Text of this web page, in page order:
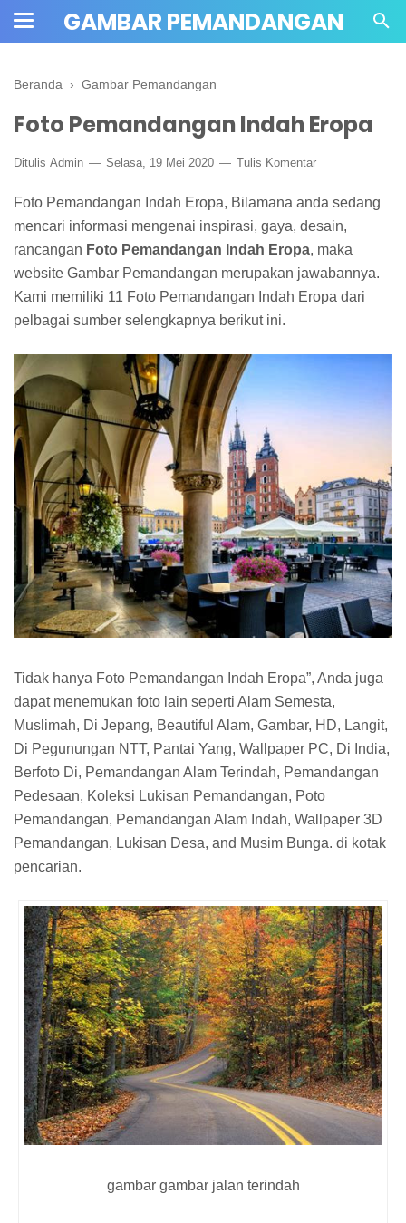
GAMBAR PEMANDANGAN
Beranda › Gambar Pemandangan
Foto Pemandangan Indah Eropa
Ditulis Admin Selasa, 19 Mei 2020 Tulis Komentar
Foto Pemandangan Indah Eropa, Bilamana anda sedang
mencari informasi mengenai inspirasi, gaya, desain,
rancangan Foto Pemandangan Indah Eropa, maka
website Gambar Pemandangan merupakan jawabannya.
Kami memiliki 11 Foto Pemandangan Indah Eropa dari
pelbagai sumber selengkapnya berikut ini.
Tidak hanya Foto Pemandangan Indah Eropa”, Anda juga
dapat menemukan foto lain seperti Alam Semesta,
Muslimah, Di Jepang, Beautiful Alam, Gambar, HD, Langit,
Di Pegunungan NTT, Pantai Yang, Wallpaper PC, Di India,
Berfoto Di, Pemandangan Alam Terindah, Pemandangan
Pedesaan, Koleksi Lukisan Pemandangan, Poto
Pemandangan, Pemandangan Alam Indah, Wallpaper 3D
Pemandangan, Lukisan Desa, and Musim Bunga. di kotak
pencarian.
gambar gambar jalan terindah